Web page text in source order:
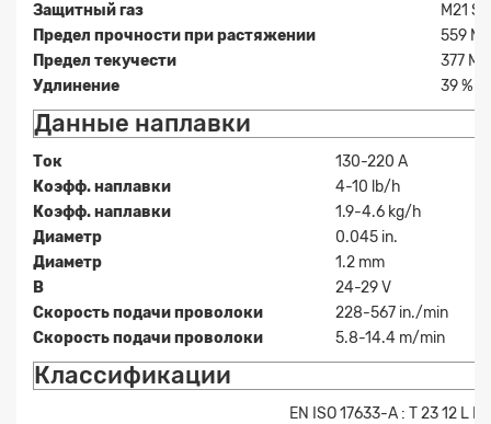
Защитный газ
M21
Предел прочности при растяжении
559
Предел текучести
377
Удлинение
39 %
Данные наплавки
Ток
130-220 A
Коэфф. наплавки
4-10 lb/h
Коэфф. наплавки
1.9-4.6 kg/h
Диаметр
0.045 in.
Диаметр
1.2 mm
В
24-29 V
Скорость подачи проволоки
228-567 in./min
Скорость подачи проволоки
5.8-14.4 m/min
Классификации
EN ISO 17633-A : T 23 12 L P